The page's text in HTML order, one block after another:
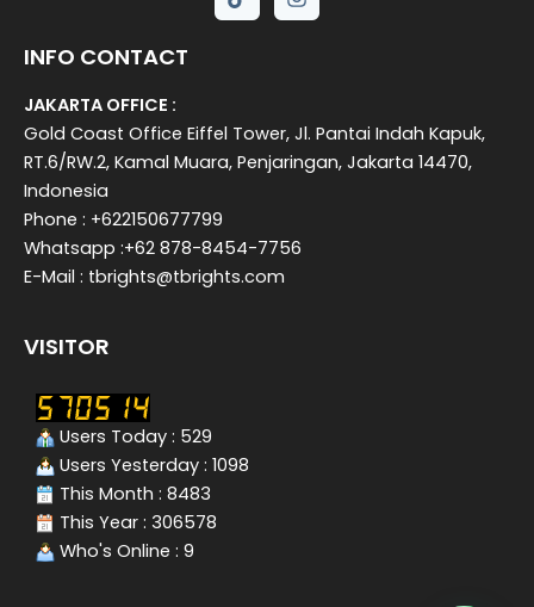
INFO CONTACT
JAKARTA OFFICE :
Gold Coast Office Eiffel Tower, Jl. Pantai Indah Kapuk,
RT.6/RW.2, Kamal Muara, Penjaringan, Jakarta 14470,
Indonesia
Phone : +622150677799
Whatsapp :+62 878-8454-7756
E-Mail : tbrights@tbrights.com
VISITOR
Users Today : 529
Users Yesterday : 1098
This Month : 8483
This Year : 306578
Who's Online : 9